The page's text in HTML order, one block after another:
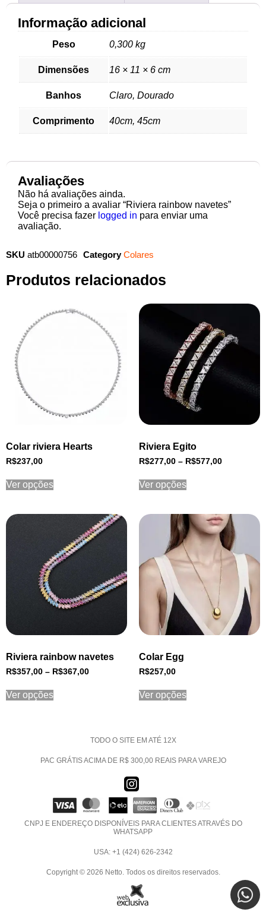
Informação adicional
Peso 0,300 kg
Dimensões 16 × 11 × 6 cm
Banhos Claro, Dourado
Comprimento 40cm, 45cm
Avaliações
Não há avaliações ainda.
Seja o primeiro a avaliar “Riviera rainbow navetes”
Você precisa fazer logged in para enviar uma
avaliação.
SKU atb00000756 Category Colares
Produtos relacionados
Colar riviera Hearts
R$237,00
Ver opções
Riviera Egito
R$277,00 – R$577,00
Ver opções
Riviera rainbow navetes
R$357,00 – R$367,00
Ver opções
Colar Egg
R$257,00
Ver opções
TODO O SITE EM ATÉ 12X
PAC GRÁTIS ACIMA DE R$ 300,00 REAIS PARA VAREJO
CNPJ E ENDEREÇO DISPONÍVEIS PARA CLIENTES ATRAVÉS DO
WHATSAPP
USA: +1 (424) 626-2342
Copyright © 2026 Netto. Todos os direitos reservados.